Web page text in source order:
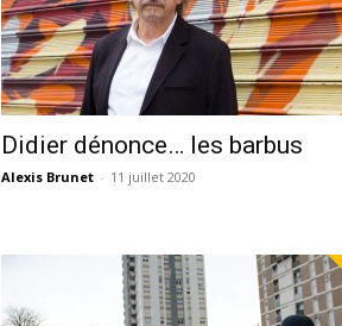
Didier dénonce… les barbus
Alexis Brunet - 11 juillet 2020